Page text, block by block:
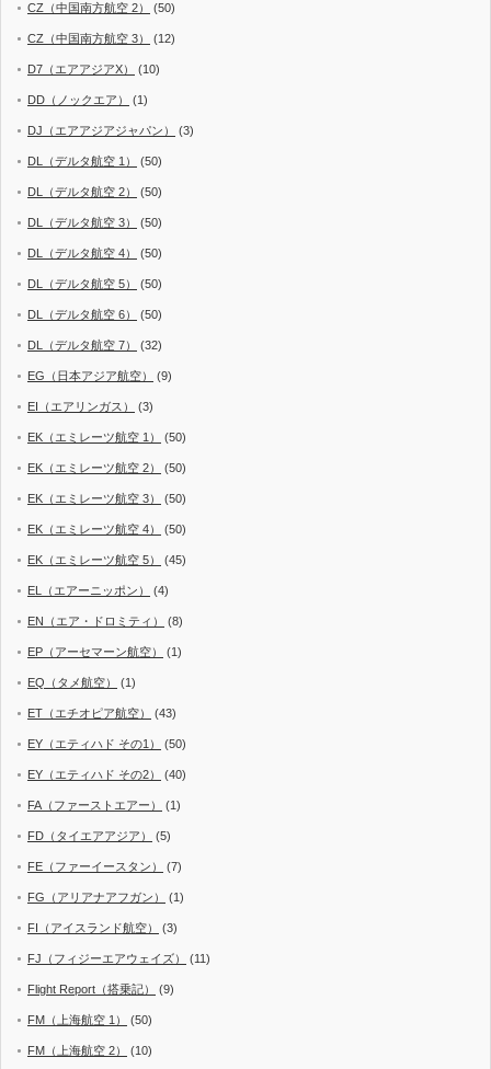
CZ（中国南方航空 2） (50)
CZ（中国南方航空 3） (12)
D7（エアアジアX） (10)
DD（ノックエア） (1)
DJ（エアアジアジャパン） (3)
DL（デルタ航空 1） (50)
DL（デルタ航空 2） (50)
DL（デルタ航空 3） (50)
DL（デルタ航空 4） (50)
DL（デルタ航空 5） (50)
DL（デルタ航空 6） (50)
DL（デルタ航空 7） (32)
EG（日本アジア航空） (9)
EI（エアリンガス） (3)
EK（エミレーツ航空 1） (50)
EK（エミレーツ航空 2） (50)
EK（エミレーツ航空 3） (50)
EK（エミレーツ航空 4） (50)
EK（エミレーツ航空 5） (45)
EL（エアーニッポン） (4)
EN（エア・ドロミティ） (8)
EP（アーセマーン航空） (1)
EQ（タメ航空） (1)
ET（エチオピア航空） (43)
EY（エティハド その1） (50)
EY（エティハド その2） (40)
FA（ファーストエアー） (1)
FD（タイエアアジア） (5)
FE（ファーイースタン） (7)
FG（アリアナアフガン） (1)
FI（アイスランド航空） (3)
FJ（フィジーエアウェイズ） (11)
Flight Report（搭乗記） (9)
FM（上海航空 1） (50)
FM（上海航空 2） (10)